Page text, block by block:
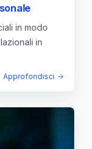
in modo
in
Approfondisci